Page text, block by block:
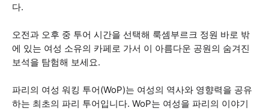
다.
오전과 오후 중 투어 시간을 선택해 룩셈부르크 정원 바로 밖
에 있는 여성 소유의 카페로 가서 이 아름다운 공원의 숨겨진
보석을 탐험해 보세요.
파리의 여성 워킹 투어(WoP)는 여성의 역사와 영향력을 공유
하는 최초의 파리 투어입니다. WoP는 여성을 파리의 이야기